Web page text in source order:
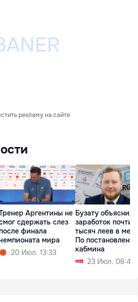
рекламу на сайте
Аргентины не
сдержать слез
финала
мира
20 Июл. 13:33
Бузату объяснил
заработок почти
тысяч леев в
По
кабмина
23 Июл. 08:45